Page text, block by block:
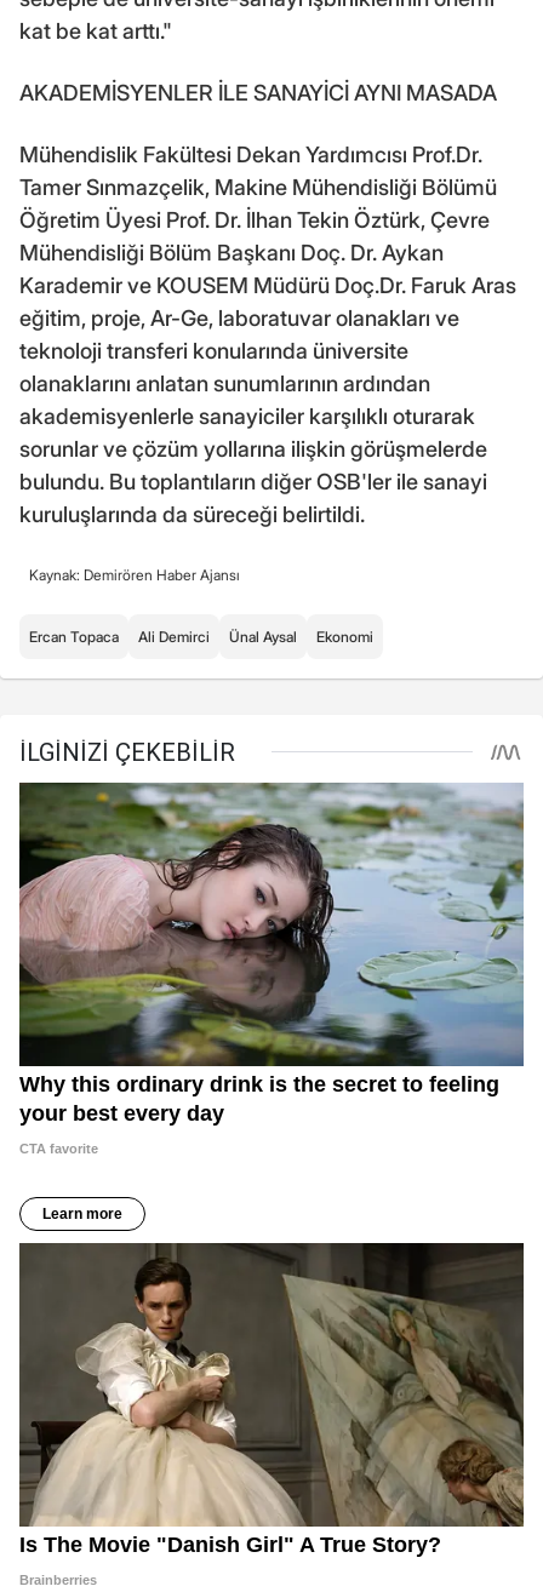
kat be kat arttı."
AKADEMİSYENLER İLE SANAYİCİ AYNI MASADA
Mühendislik Fakültesi Dekan Yardımcısı Prof.Dr.
Tamer Sınmazçelik, Makine Mühendisliği Bölümü
Öğretim Üyesi Prof. Dr. İlhan Tekin Öztürk, Çevre
Mühendisliği Bölüm Başkanı Doç. Dr. Aykan
Karademir ve KOUSEM Müdürü Doç.Dr. Faruk Aras
eğitim, proje, Ar-Ge, laboratuvar olanakları ve
teknoloji transferi konularında üniversite
olanaklarını anlatan sunumlarının ardından
akademisyenlerle sanayiciler karşılıklı oturarak
sorunlar ve çözüm yollarına ilişkin görüşmelerde
bulundu. Bu toplantıların diğer OSB'ler ile sanayi
kuruluşlarında da süreceği belirtildi.
Kaynak: Demirören Haber Ajansı
Ercan Topaca Ali Demirci Ünal Aysal Ekonomi